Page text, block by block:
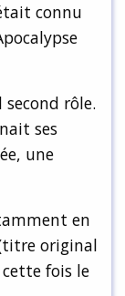
connu
rôle.
ses
une
en
original
fois le